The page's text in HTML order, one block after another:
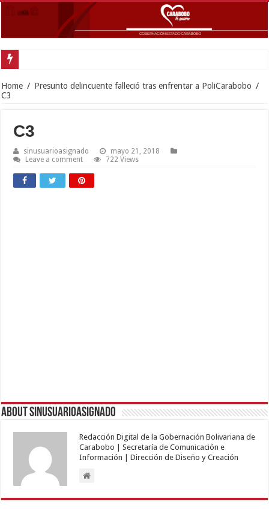
Home / Presunto delincuente falleció tras enfrentar a PoliCarabobo /
C3
C3
sinusuarioasignado
mayo 21, 2018
Leave a comment
722 Views
About sinusuarioasignado
Redacción Digital de la Gobernación Bolivariana de
Carabobo | Secretaría de Comunicación e
Información | Dirección de Diseño y Creación